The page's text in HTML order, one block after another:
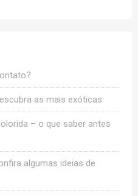
as mais exóticas
– o que saber antes
algumas ideias de